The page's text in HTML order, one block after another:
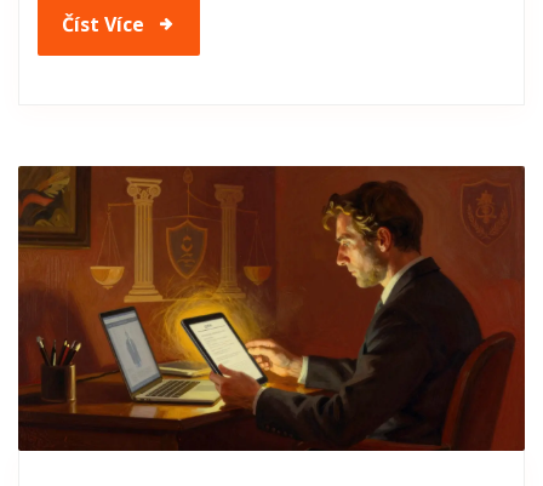
Číst Více